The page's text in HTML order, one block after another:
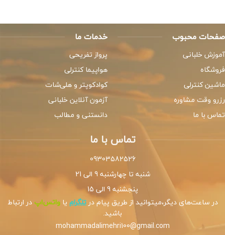
صفحات محبوب
آموزش خلبانی
فروشگاه
ماشین کنترلی
رزرو وقت مشاوره
تماس با ما
خدمات ما
پرواز تفریحی
هواپیما کنترلی
کوادکوپتر و هلی‌شات
آزمون آنلاین خلبانی
دانستنی و مطالب
تماس با ما
09303582526
شنبه تا چهارشنبه 9 الی 21
پنجشنبه 9 الی 15
در ساعت‌های دیگر،میتوانید از طریق پیام درتلگرام یاواتس‌اپدر ارتباط
باشید.
mohammadalimehri100@gmail.com